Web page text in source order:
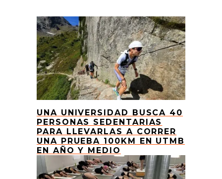
UNA UNIVERSIDAD BUSCA 40
PERSONAS SEDENTARIAS
PARA LLEVARLAS A CORRER
UNA PRUEBA 100KM EN UTMB
EN AÑO Y MEDIO